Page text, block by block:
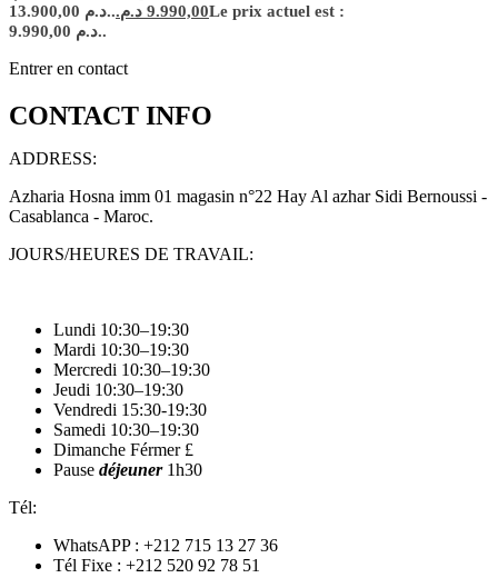
13.900,00 د.م..
9.990,00 د.م.
Le prix actuel est :
9.990,00 د.م..
Entrer en contact
CONTACT INFO
ADDRESS:
Azharia Hosna imm 01 magasin n°22 Hay Al azhar Sidi Bernoussi -
Casablanca - Maroc.
JOURS/HEURES DE TRAVAIL:
Lundi 10:30–19:30
Mardi 10:30–19:30
Mercredi 10:30–19:30
Jeudi 10:30–19:30
Vendredi 15:30-19:30
Samedi 10:30–19:30
Dimanche Férmer £
Pause déjeuner1h30
Tél:
WhatsAPP : +212 715 13 27 36
Tél Fixe : +212 520 92 78 51